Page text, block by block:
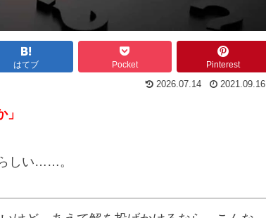
はてブ Pocket Pinterest
2026.07.14 2021.09.16
しい……。